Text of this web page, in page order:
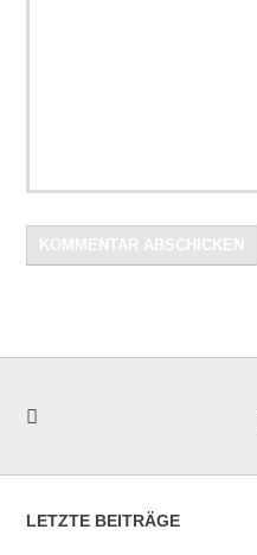
LETZTE BEITRÄGE